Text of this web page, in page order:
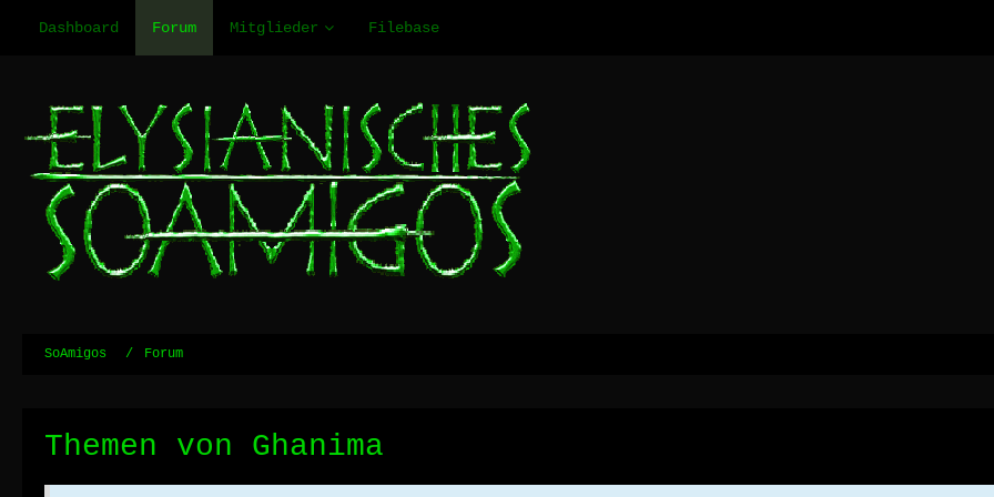
Dashboard Forum Mitglieder Filebase
SoAmigos Forum
Themen von Ghanima